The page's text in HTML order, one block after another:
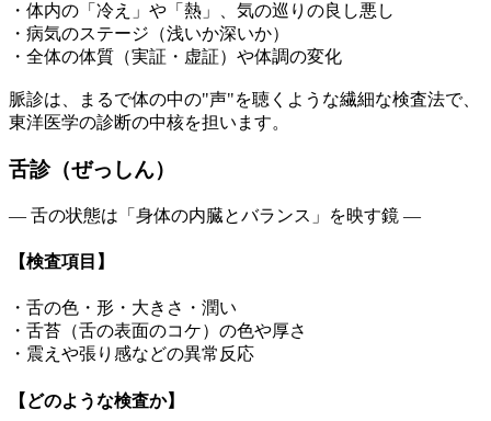
・体内の「冷え」や「熱」、気の巡りの良し悪し
・病気のステージ（浅いか深いか）
・全体の体質（実証・虚証）や体調の変化
脈診は、 まるで体の中の"声"を聴くような繊細な検査法で、
東洋医学の診断の中核を担います。
舌診（ぜっしん）
― 舌の状態は「身体の内臓とバランス」を映す鏡 ―
【検査項目】
・舌の色・形・大きさ・潤い
・舌苔（舌の表面のコケ）の色や厚さ
・震えや張り感などの異常反応
【どのような検査か】